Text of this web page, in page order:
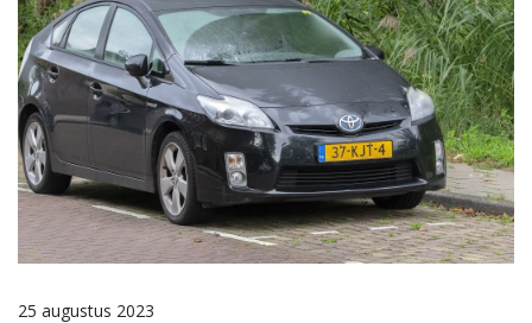
25 augustus 2023